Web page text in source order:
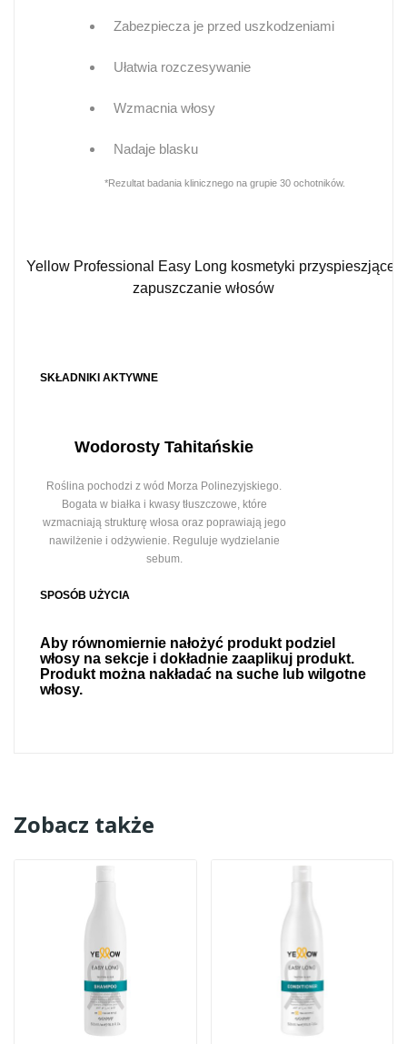
Zabezpiecza je przed uszkodzeniami
Ułatwia rozczesywanie
Wzmacnia włosy
Nadaje blasku
*Rezultat badania klinicznego na grupie 30 ochotników.
SKŁADNIKI AKTYWNE
Wodorosty Tahitańskie
Roślina pochodzi z wód Morza Polinezyjskiego.
Bogata w białka i kwasy tłuszczowe, które
wzmacniają strukturę włosa oraz poprawiają jego
nawilżenie i odżywienie. Reguluje wydzielanie
sebum.
SPOSÓB UŻYCIA
Aby równomiernie nałożyć produkt podziel
włosy na sekcje i dokładnie zaaplikuj produkt.
Produkt można nakładać na suche lub wilgotne
włosy.
Zobacz także